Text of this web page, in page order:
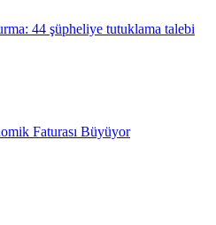
44 şüpheliye tutuklama talebi
Faturası Büyüyor